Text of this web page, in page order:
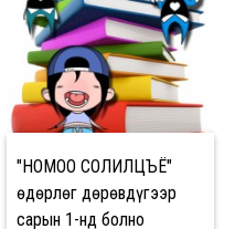
"НОМОО СОЛИЛЦЪЁ"
өдөрлөг дөрөвдүгээр
сарын 1-нд болно